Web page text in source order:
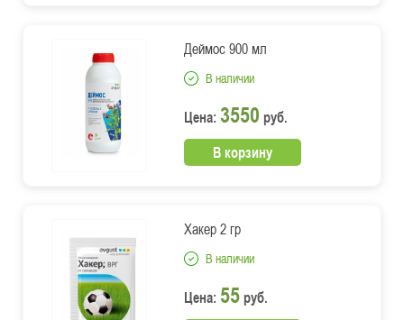
Деймос 900 мл
В наличии
Цена: 3550 руб.
В корзину
Хакер 2 гр
В наличии
Цена: 55 руб.